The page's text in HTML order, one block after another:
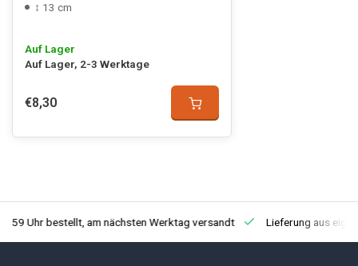
↕ 13 cm
Auf Lager
Auf Lager, 2-3 Werktage
€8,30
Uhr bestellt, am nächsten Werktag versandt Lieferung aus